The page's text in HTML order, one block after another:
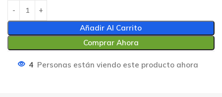
Añadir Al Carrito
Comprar Ahora
4 Personas están viendo este producto ahora